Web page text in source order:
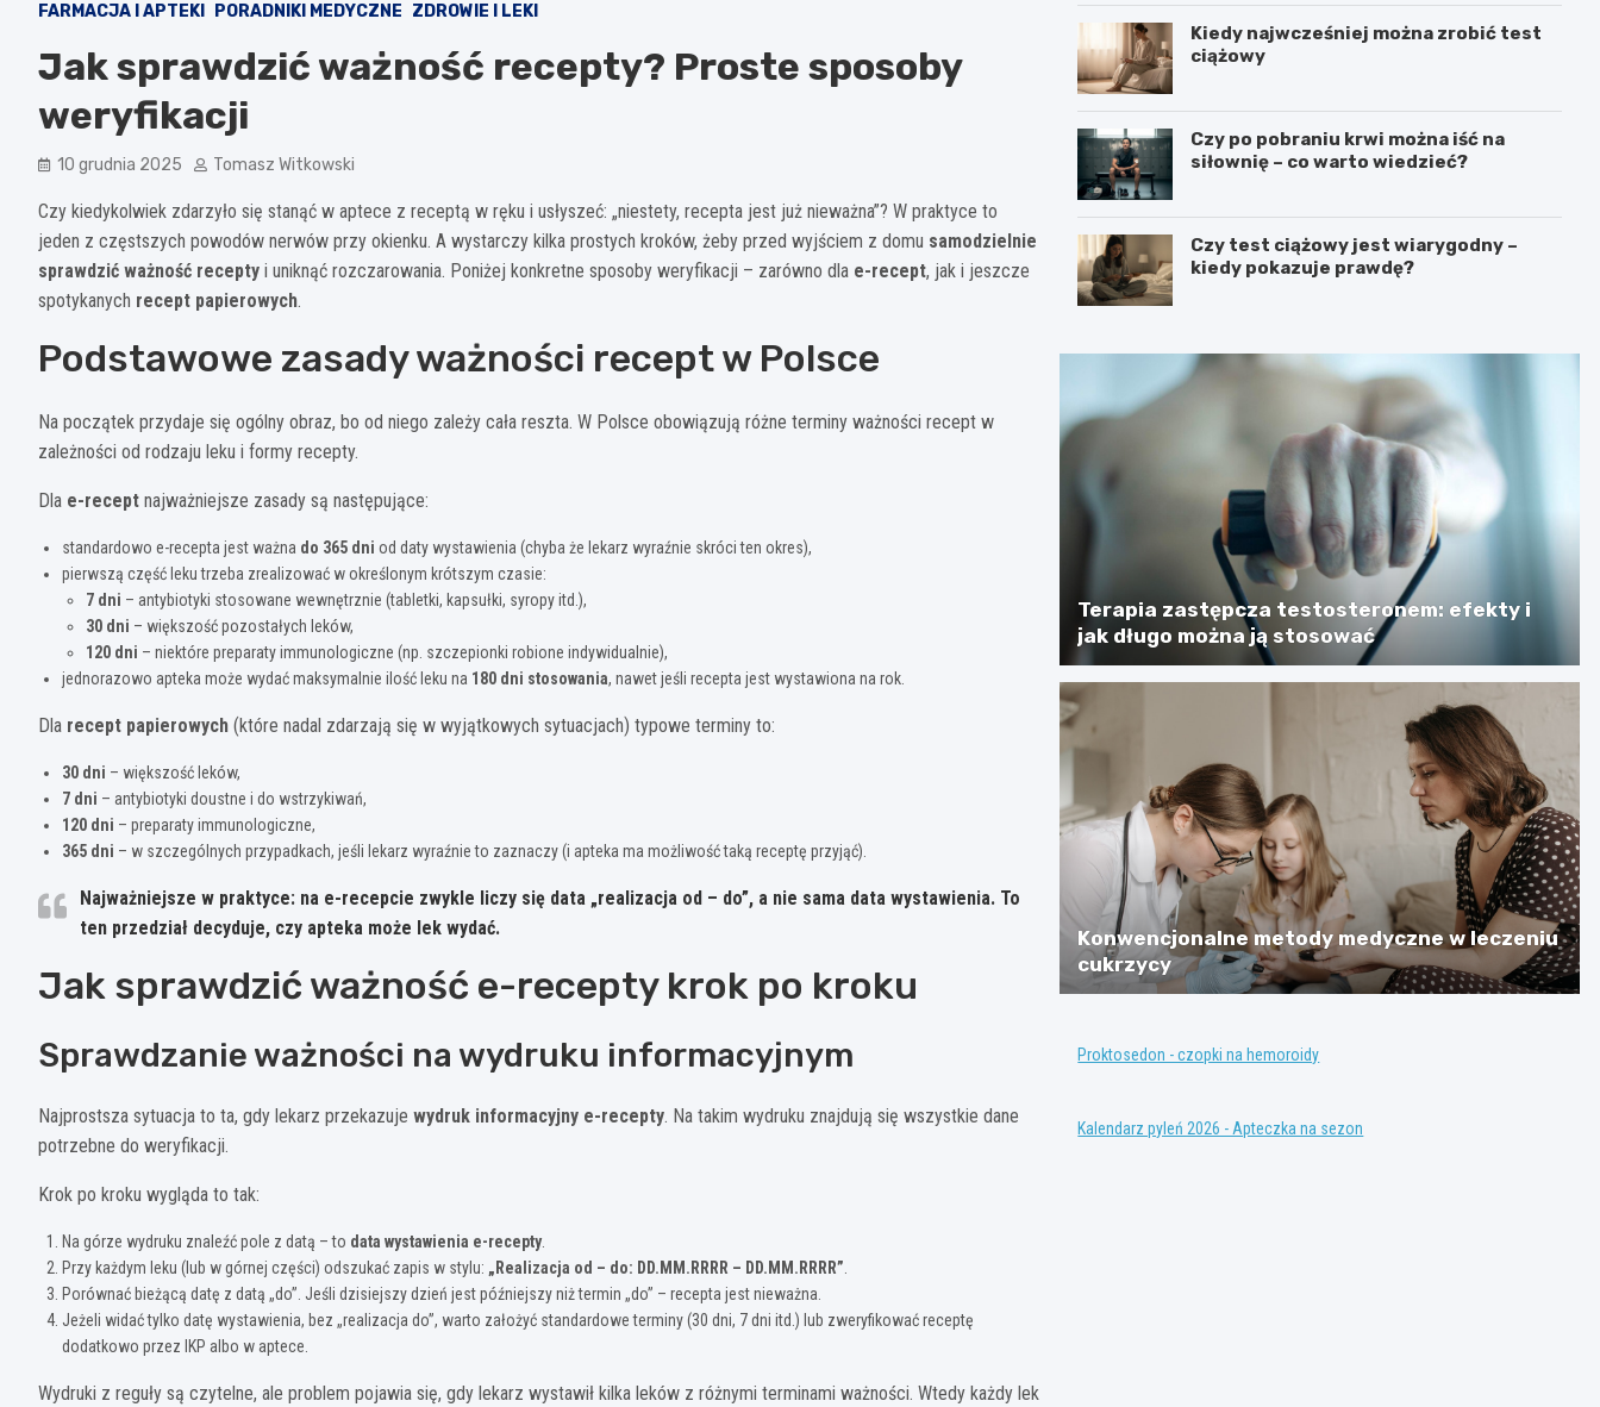
FARMACJA I APTEKI PORADNIKI MEDYCZNE ZDROWIE I LEKI
Jak sprawdzić ważność recepty? Proste sposoby
weryfikacji
10 grudnia 2025 Tomasz Witkowski
Czy kiedykolwiek zdarzyło się stanąć w aptece z receptą w ręku i usłyszeć: „niestety, recepta jest już nieważna”? W praktyce to
jeden z częstszych powodów nerwów przy okienku. A wystarczy kilka prostych kroków, żeby przed wyjściem z domu samodzielnie
sprawdzić ważność recepty i uniknąć rozczarowania. Poniżej konkretne sposoby weryfikacji – zarówno dla e-recept, jak i jeszcze
spotykanych recept papierowych.
Podstawowe zasady ważności recept w Polsce
Na początek przydaje się ogólny obraz, bo od niego zależy cała reszta. W Polsce obowiązują różne terminy ważności recept w
zależności od rodzaju leku i formy recepty.
Dla e-recept najważniejsze zasady są następujące:
standardowo e-recepta jest ważna do 365 dni od daty wystawienia (chyba że lekarz wyraźnie skróci ten okres),
pierwszą część leku trzeba zrealizować w określonym krótszym czasie:
7 dni – antybiotyki stosowane wewnętrznie (tabletki, kapsułki, syropy itd.),
30 dni – większość pozostałych leków,
120 dni – niektóre preparaty immunologiczne (np. szczepionki robione indywidualnie),
jednorazowo apteka może wydać maksymalnie ilość leku na 180 dni stosowania, nawet jeśli recepta jest wystawiona na rok.
Dla recept papierowych (które nadal zdarzają się w wyjątkowych sytuacjach) typowe terminy to:
30 dni – większość leków,
7 dni – antybiotyki doustne i do wstrzykiwań,
120 dni – preparaty immunologiczne,
365 dni – w szczególnych przypadkach, jeśli lekarz wyraźnie to zaznaczy (i apteka ma możliwość taką receptę przyjąć).
Najważniejsze w praktyce: na e-recepcie zwykle liczy się data „realizacja od – do”, a nie sama data wystawienia. To
ten przedział decyduje, czy apteka może lek wydać.
Jak sprawdzić ważność e-recepty krok po kroku
Sprawdzanie ważności na wydruku informacyjnym
Najprostsza sytuacja to ta, gdy lekarz przekazuje wydruk informacyjny e-recepty. Na takim wydruku znajdują się wszystkie dane
potrzebne do weryfikacji.
Krok po kroku wygląda to tak:
Na górze wydruku znaleźć pole z datą – to data wystawienia e-recepty.
Przy każdym leku (lub w górnej części) odszukać zapis w stylu: „Realizacja od – do: DD.MM.RRRR – DD.MM.RRRR”
Porównać bieżącą datę z datą „do”. Jeśli dzisiejszy dzień jest późniejszy niż termin „do” – recepta jest nieważna.
Jeżeli widać tylko datę wystawienia, bez „realizacja do”, warto założyć standardowe terminy (30 dni, 7 dni itd.) lub zweryfikować receptę
dodatkowo przez IKP albo w aptece.
Wydruki z reguły są czytelne, ale problem pojawia się, gdy lekarz wystawił kilka leków z różnymi terminami ważności. Wtedy każdy lek
Kiedy najwcześniej można zrobić test
ciążowy
Czy po pobraniu krwi można iść na
siłownię – co warto wiedzieć?
Czy test ciążowy jest wiarygodny –
kiedy pokazuje prawdę?
Terapia zastępcza testosteronem: efekty i
jak długo można ją stosować
Konwencjonalne metody medyczne w leczeniu
cukrzycy
Proktosedon - czopki na hemoroidy
Kalendarz pyleń 2026 - Apteczka na sezon